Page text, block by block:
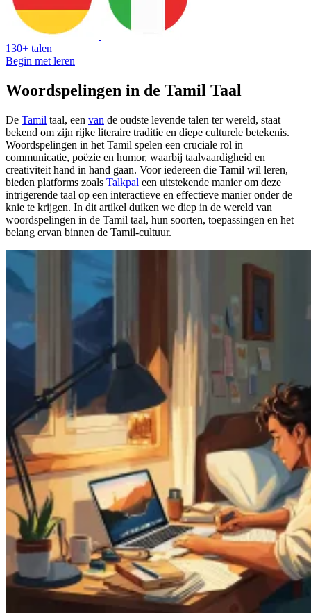
130+ talen
Begin met leren
Woordspelingen in de Tamil Taal
De Tamil taal, een van de oudste levende talen ter wereld, staat
bekend om zijn rijke literaire traditie en diepe culturele betekenis.
Woordspelingen in het Tamil spelen een cruciale rol in
communicatie, poëzie en humor, waarbij taalvaardigheid en
creativiteit hand in hand gaan. Voor iedereen die Tamil wil leren,
bieden platforms zoals Talkpal een uitstekende manier om deze
intrigerende taal op een interactieve en effectieve manier onder de
knie te krijgen. In dit artikel duiken we diep in de wereld van
woordspelingen in de Tamil taal, hun soorten, toepassingen en het
belang ervan binnen de Tamil-cultuur.